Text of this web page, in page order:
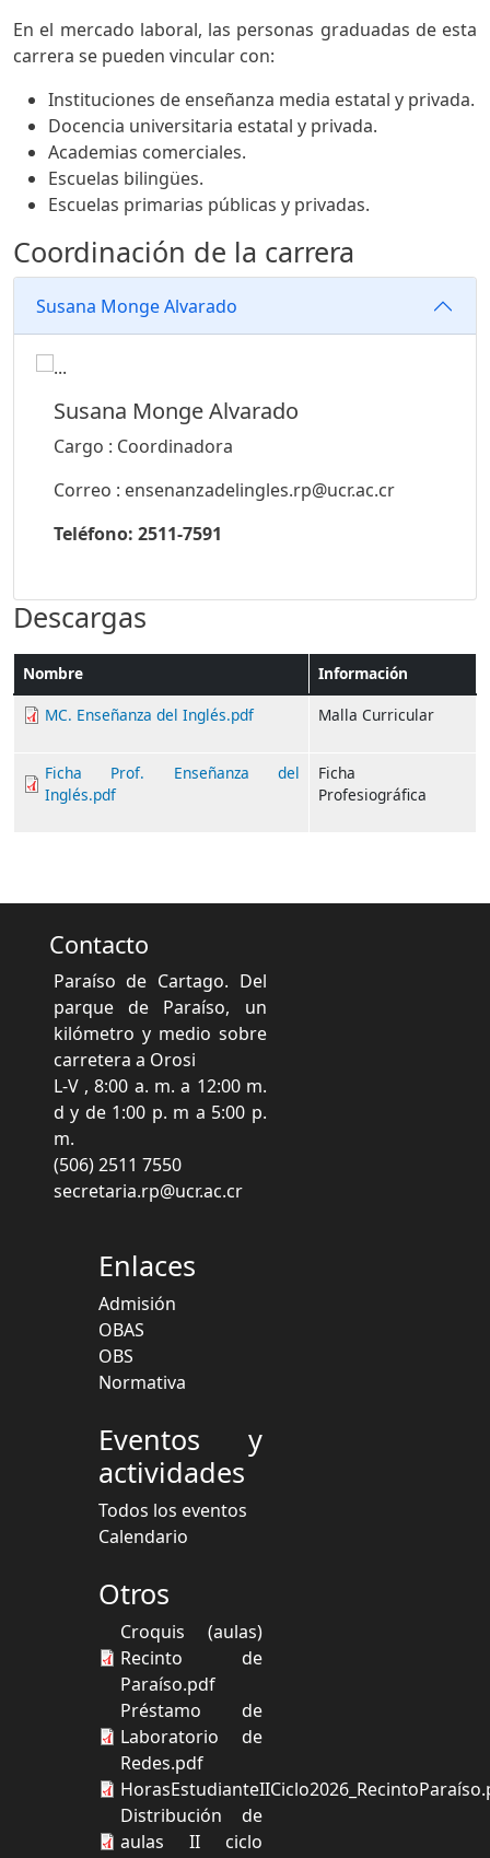
En el mercado laboral, las personas graduadas de esta
carrera se pueden vincular con:
Instituciones de enseñanza media estatal y privada.
Docencia universitaria estatal y privada.
Academias comerciales.
Escuelas bilingües.
Escuelas primarias públicas y privadas.
Coordinación de la carrera
Susana Monge Alvarado
Susana Monge Alvarado
Cargo : Coordinadora
Correo : ensenanzadelingles.rp@ucr.ac.cr
Teléfono: 2511-7591
Descargas
Nombre
Información
MC. Enseñanza del Inglés.pdf
Malla Curricular
Ficha Prof. Enseñanza del
Inglés.pdf
Ficha
Profesiográfica
Contacto
Paraíso de Cartago. Del
parque de Paraíso, un
kilómetro y medio sobre
carretera a Orosi
L-V , 8:00 a. m. a 12:00 m.
d y de 1:00 p. m a 5:00 p.
m.
(506) 2511 7550
secretaria.rp@ucr.ac.cr
Enlaces
Admisión
OBAS
OBS
Normativa
Eventos y
actividades
Todos los eventos
Calendario
Otros
Croquis (aulas)
Recinto de
Paraíso.pdf
Préstamo de
Laboratorio de
Redes.pdf
Distribución de
aulas II ciclo